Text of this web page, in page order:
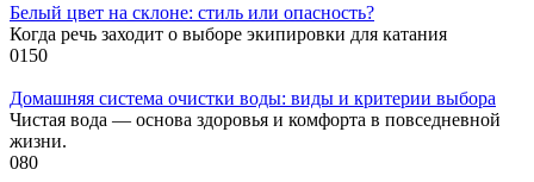
Белый цвет на склоне: стиль или опасность?
Когда речь заходит о выборе экипировки для катания
0150
Домашняя система очистки воды: виды и критерии выбора
Чистая вода — основа здоровья и комфорта в повседневной
жизни.
080